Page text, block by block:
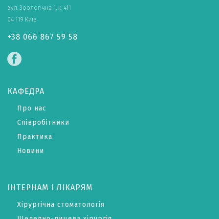
вул. Зоологічна 1, к. 411
04 119 Київ
+38 066 867 59 58
КАФЕДРА
Про нас
Співробітники
Практика
Новини
ІНТЕРНАМ І ЛІКАРЯМ
Хірургічна стоматологія